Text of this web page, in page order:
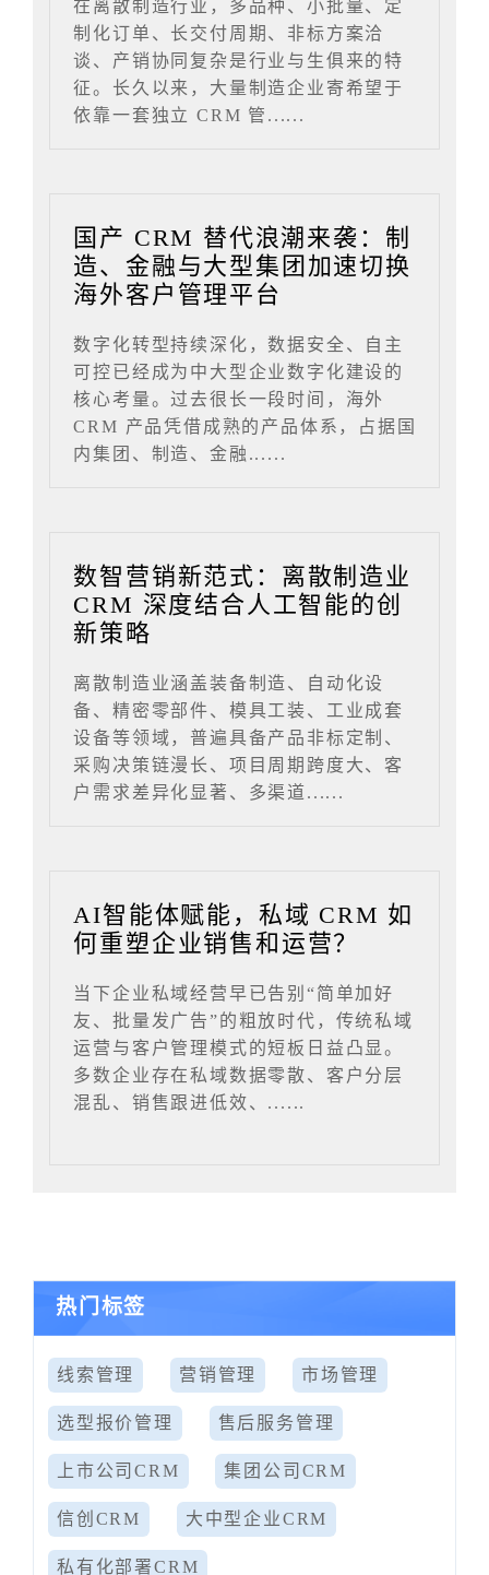
在离散制造行业，多品种、小批量、定
制化订单、长交付周期、非标方案洽
谈、产销协同复杂是行业与生俱来的特
征。长久以来，大量制造企业寄希望于
依靠一套独立 CRM 管......
国产 CRM 替代浪潮来袭：制
造、金融与大型集团加速切换
海外客户管理平台
数字化转型持续深化，数据安全、自主
可控已经成为中大型企业数字化建设的
核心考量。过去很长一段时间，海外
CRM 产品凭借成熟的产品体系，占据国
内集团、制造、金融......
数智营销新范式：离散制造业
CRM 深度结合人工智能的创
新策略
离散制造业涵盖装备制造、自动化设
备、精密零部件、模具工装、工业成套
设备等领域，普遍具备产品非标定制、
采购决策链漫长、项目周期跨度大、客
户需求差异化显著、多渠道......
AI智能体赋能，私域 CRM 如
何重塑企业销售和运营？
当下企业私域经营早已告别“简单加好
友、批量发广告”的粗放时代，传统私域
运营与客户管理模式的短板日益凸显。
多数企业存在私域数据零散、客户分层
混乱、销售跟进低效、......
热门标签
线索管理 营销管理 市场管理
选型报价管理 售后服务管理
上市公司CRM 集团公司CRM
信创CRM 大中型企业CRM
私有化部署CRM